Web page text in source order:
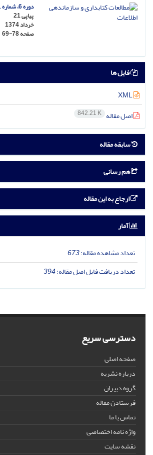
دوره 6، شماره 1 - شماره پیاپی 1
پیاپی 21
خرداد 1374
صفحه69-78
فایل ها
اصل مقاله 842.21 K
سابقه مقاله
هم رسانی
ارجاع به این مقاله
آمار
تعداد مشاهده مقاله:673
تعداد دریافت فایل اصل مقاله:394
دسترسی سریع
صفحه اصلی
درباره نشریه
گروه دبیران
فرستادن مقاله
تماس با ما
واژه نامه اختصاصی
نقشه سایت